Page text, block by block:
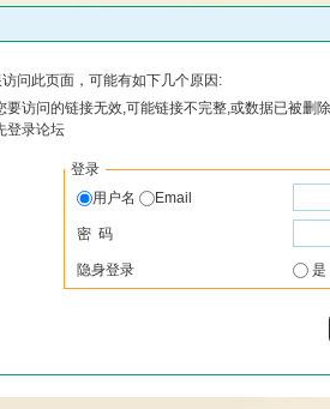
问此页面，可能有如下几个原因:
要访问的链接无效,可能链接不完整,或数据已被删
登录论坛
登录
用户名
Email
密 码
隐身登录